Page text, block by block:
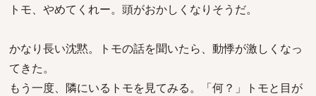
トモ、やめてくれー。頭がおかしくなりそうだ。
かなり長い沈黙。トモの話を聞いたら、動悸が激しくなっ
てきた。
もう一度、隣にいるトモを見てみる。「何？」トモと目が